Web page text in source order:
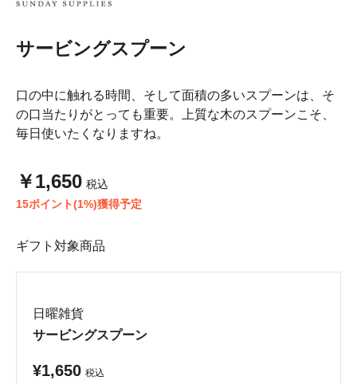
サービングスプーン
口の中に触れる時間、そして面積の多いスプーンは、そ
の口当たりがとっても重要。上質な木のスプーンこそ、
毎日使いたくなりますね。
￥1,650 税込
15ポイント(1%)獲得予定
ギフト対象商品
日曜雑貨
サービングスプーン
¥1,650 税込